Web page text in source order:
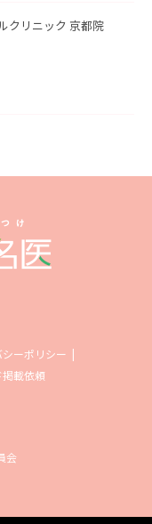
クリニック 京都院
ーポリシー
載依頼
会